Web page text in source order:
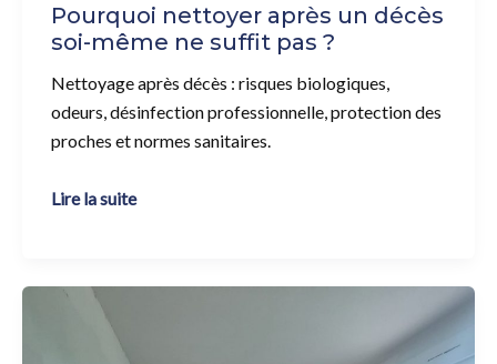
Pourquoi nettoyer après un décès
soi-même ne suffit pas ?
Nettoyage après décès : risques biologiques,
odeurs, désinfection professionnelle, protection des
proches et normes sanitaires.
Lire la suite
Nettoyage
décapage